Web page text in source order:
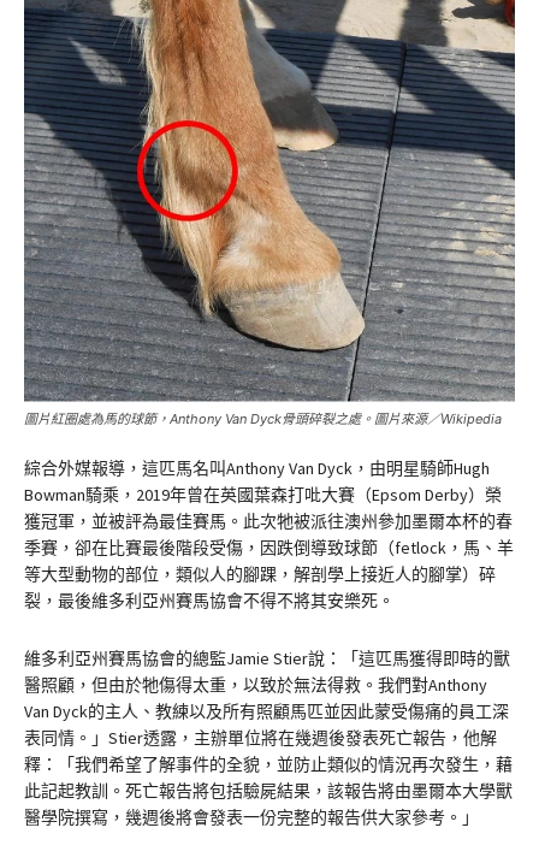
圖片紅圈處為馬的球節，Anthony Van Dyck骨頭碎裂之處。圖片來源／Wikipedia
綜合外媒報導，這匹馬名叫Anthony Van Dyck，由明星騎師Hugh
Bowman騎乘，2019年曾在英國葉森打吡大賽（Epsom Derby）榮
獲冠軍，並被評為最佳賽馬。此次牠被派往澳州參加墨爾本杯的春
季賽，卻在比賽最後階段受傷，因跌倒導致球節（fetlock，馬、羊
等大型動物的部位，類似人的腳踝，解剖學上接近人的腳掌）碎
裂，最後維多利亞州賽馬協會不得不將其安樂死。
維多利亞州賽馬協會的總監Jamie Stier說：「這匹馬獲得即時的獸
醫照顧，但由於牠傷得太重，以致於無法得救。我們對Anthony
Van Dyck的主人、教練以及所有照顧馬匹並因此蒙受傷痛的員工深
表同情。」Stier透露，主辦單位將在幾週後發表死亡報告，他解
釋：「我們希望了解事件的全貌，並防止類似的情況再次發生，藉
此記起教訓。死亡報告將包括驗屍結果，該報告將由墨爾本大學獸
醫學院撰寫，幾週後將會發表一份完整的報告供大家參考。」